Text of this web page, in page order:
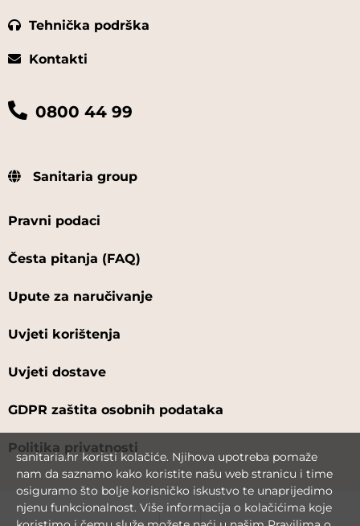
Tehnička podrška
Kontakti
0800 44 99
Sanitaria group
Pravni podaci
Česta pitanja (FAQ)
Upute za naručivanje
Uvjeti korištenja
Uvjeti dostave
GDPR zaštita osobnih podataka
Politika privatnosti
sanitaria.hr koristi kolačiće. Njihova upotreba pomaže
nam da saznamo kako koristite našu web stranicu i time
osiguramo što bolje korisničko iskustvo te unaprijedimo
njenu funkcionalnost. Više informacija o kolačićima koje